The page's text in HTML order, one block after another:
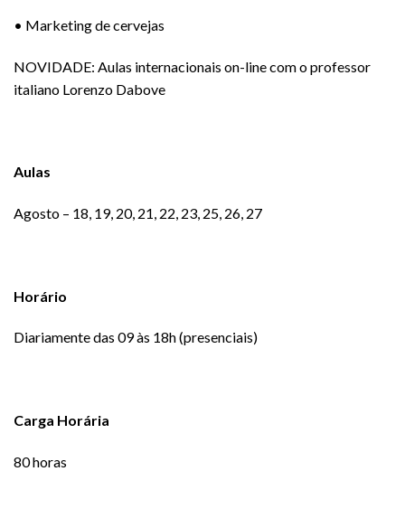
• Marketing de cervejas
NOVIDADE: Aulas internacionais on-line com o professor
italiano Lorenzo Dabove
Aulas
Agosto – 18, 19, 20, 21, 22, 23, 25, 26, 27
Horário
Diariamente das 09 às 18h (presenciais)
Carga Horária
80 horas